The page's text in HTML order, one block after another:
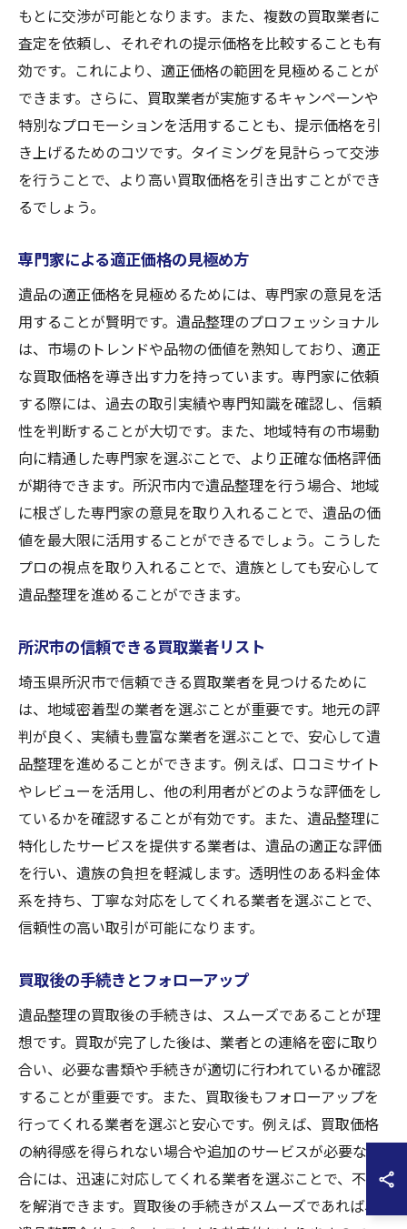
もとに交渉が可能となります。また、複数の買取業者に
査定を依頼し、それぞれの提示価格を比較することも有
効です。これにより、適正価格の範囲を見極めることが
できます。さらに、買取業者が実施するキャンペーンや
特別なプロモーションを活用することも、提示価格を引
き上げるためのコツです。タイミングを見計らって交渉
を行うことで、より高い買取価格を引き出すことができ
るでしょう。
専門家による適正価格の見極め方
遺品の適正価格を見極めるためには、専門家の意見を活
用することが賢明です。遺品整理のプロフェッショナル
は、市場のトレンドや品物の価値を熟知しており、適正
な買取価格を導き出す力を持っています。専門家に依頼
する際には、過去の取引実績や専門知識を確認し、信頼
性を判断することが大切です。また、地域特有の市場動
向に精通した専門家を選ぶことで、より正確な価格評価
が期待できます。所沢市内で遺品整理を行う場合、地域
に根ざした専門家の意見を取り入れることで、遺品の価
値を最大限に活用することができるでしょう。こうした
プロの視点を取り入れることで、遺族としても安心して
遺品整理を進めることができます。
所沢市の信頼できる買取業者リスト
埼玉県所沢市で信頼できる買取業者を見つけるために
は、地域密着型の業者を選ぶことが重要です。地元の評
判が良く、実績も豊富な業者を選ぶことで、安心して遺
品整理を進めることができます。例えば、口コミサイト
やレビューを活用し、他の利用者がどのような評価をし
ているかを確認することが有効です。また、遺品整理に
特化したサービスを提供する業者は、遺品の適正な評価
を行い、遺族の負担を軽減します。透明性のある料金体
系を持ち、丁寧な対応をしてくれる業者を選ぶことで、
信頼性の高い取引が可能になります。
買取後の手続きとフォローアップ
遺品整理の買取後の手続きは、スムーズであることが理
想です。買取が完了した後は、業者との連絡を密に取り
合い、必要な書類や手続きが適切に行われているか確認
することが重要です。また、買取後もフォローアップを
行ってくれる業者を選ぶと安心です。例えば、買取価格
の納得感を得られない場合や追加のサービスが必要な場
合には、迅速に対応してくれる業者を選ぶことで、不安
を解消できます。買取後の手続きがスムーズであれば、